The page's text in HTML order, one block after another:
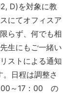
D)を対象に教
にてオフィスア
らず、何でも相
生にもご一緒い
ストによる通知
。日程は調整さ
00～17：00 の